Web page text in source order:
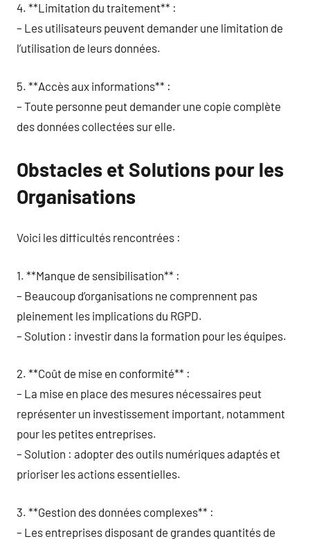
4. **Limitation du traitement** :
– Les utilisateurs peuvent demander une limitation de
l’utilisation de leurs données.
5. **Accès aux informations** :
– Toute personne peut demander une copie complète
des données collectées sur elle.
Obstacles et Solutions pour les
Organisations
Voici les difficultés rencontrées :
1. **Manque de sensibilisation** :
– Beaucoup d’organisations ne comprennent pas
pleinement les implications du RGPD.
– Solution : investir dans la formation pour les équipes.
2. **Coût de mise en conformité** :
– La mise en place des mesures nécessaires peut
représenter un investissement important, notamment
pour les petites entreprises.
– Solution : adopter des outils numériques adaptés et
prioriser les actions essentielles.
3. **Gestion des données complexes** :
– Les entreprises disposant de grandes quantités de